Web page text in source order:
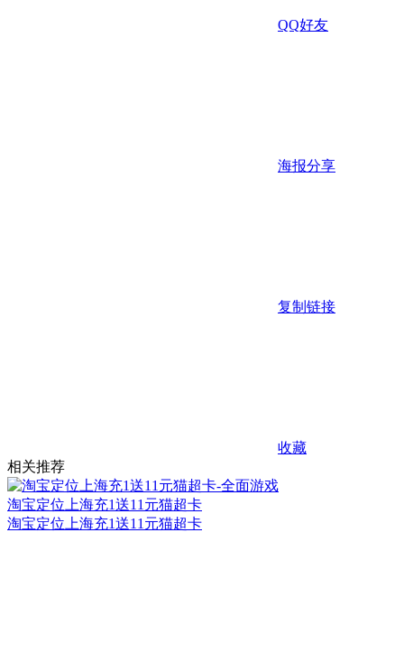
QQ好友
海报分享
复制链接
收藏
相关推荐
淘宝定位上海充1送11元猫超卡
淘宝定位上海充1送11元猫超卡